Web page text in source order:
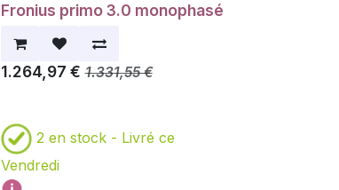
Fronius primo 3.0 monophasé
1.264,97 € 1.331,55€
2en stock - Livré ce
Vendredi